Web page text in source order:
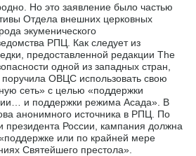
Но это заявление было частью
Отдела внешних церковных
экуменического
РПЦ. Как следует из
предоставленной редакции The
одной из западных стран,
ОВЦС использовать свою
сеть» с целью «поддержки
и поддержки режима Асада». В
анонимного источника в РПЦ. По
России, кампания должна
или по крайней мере
Святейшего престола».